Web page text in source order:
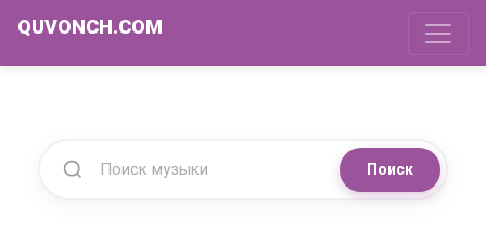
QUVONCH.COM
Поиск